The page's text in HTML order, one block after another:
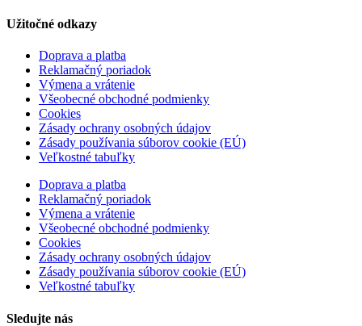
Užitočné odkazy
Doprava a platba
Reklamačný poriadok
Výmena a vrátenie
Všeobecné obchodné podmienky
Cookies
Zásady ochrany osobných údajov
Zásady používania súborov cookie (EÚ)
Veľkostné tabuľky
Doprava a platba
Reklamačný poriadok
Výmena a vrátenie
Všeobecné obchodné podmienky
Cookies
Zásady ochrany osobných údajov
Zásady používania súborov cookie (EÚ)
Veľkostné tabuľky
Sledujte nás